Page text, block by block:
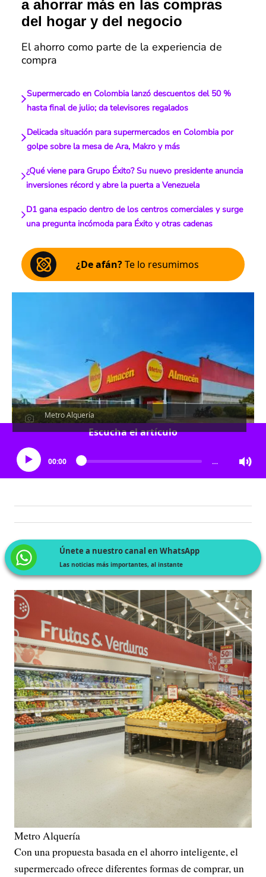
a ahorrar más en las compras
del hogar y del negocio
El ahorro como parte de la experiencia de
compra
Supermercado en Colombia lanzó descuentos del 50 %
hasta final de julio; da televisores regalados
Delicada situación para supermercados en Colombia por
golpe sobre la mesa de Ara, Makro y más
¿Qué viene para Grupo Éxito? Su nuevo presidente anuncia
inversiones récord y abre la puerta a Venezuela
D1 gana espacio dentro de los centros comerciales y surge
una pregunta incómoda para Éxito y otras cadenas
¿De afán?Te lo resumimos
Metro Alquería
Escucha el artículo
00:00 …
Únete a nuestro canal en WhatsApp
Las noticias más importantes, al instante
Metro Alquería
Con una propuesta basada en el ahorro inteligente, el
supermercado ofrece diferentes formas de comprar, un